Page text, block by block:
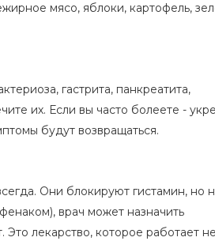
мясо, яблоки, картофель,
гастрита, панкреатита,
их. Если вы часто болеете -
будут возвращаться.
Они блокируют гистамин, но
врач может назначить
Это лекарство, которое работает